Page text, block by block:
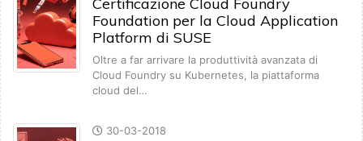
Certificazione Cloud Foundry
Foundation per la Cloud Application
Platform di SUSE
Oltre a far arrivare la produttività avanzata di
Cloud Foundry su Kubernetes, la piattaforma
cloud del…
30-03-2018